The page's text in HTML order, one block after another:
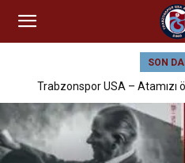
SON
Trabzonspor USA – Atamızı